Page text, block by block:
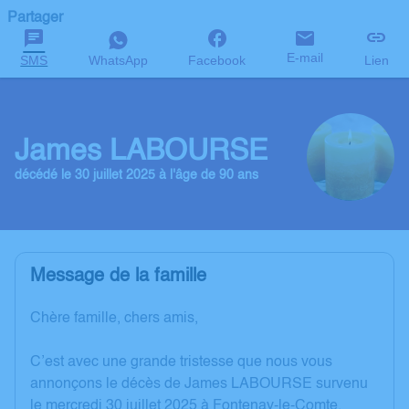
Partager
SMS WhatsApp Facebook E-mail Lien
James LABOURSE
décédé le 30 juillet 2025 à l'âge de 90 ans
Message de la famille
Chère famille, chers amis,
C’est avec une grande tristesse que nous vous
annonçons le décès de James LABOURSE survenu